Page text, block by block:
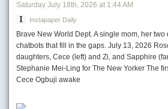
Saturday July 18th, 2026 at 1:44 AM
Instapaper Daily
Brave New World Dept. A single mom, her
chatbots that fill in the gaps. July 13, 2026
daughters, Cece (left) and Zi, and Sapphire
Stephanie Mei-Ling for The New Yorker The
Cece Ogbuji awake